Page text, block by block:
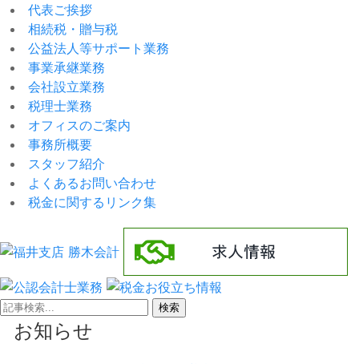
代表ご挨拶
相続税・贈与税
公益法人等サポート業務
事業承継業務
会社設立業務
税理士業務
オフィスのご案内
事務所概要
スタッフ紹介
よくあるお問い合わせ
税金に関するリンク集
検索
お知らせ